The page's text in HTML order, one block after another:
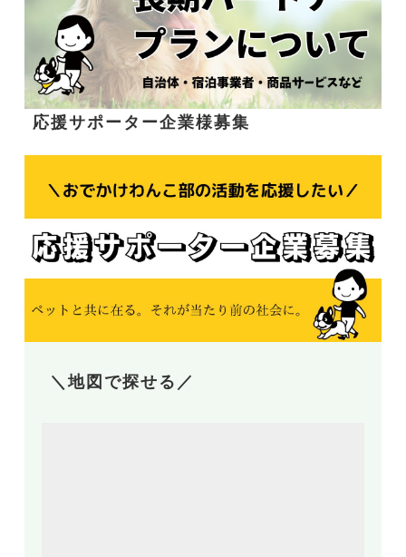
応援サポーター企業様募集
＼地図で探せる／